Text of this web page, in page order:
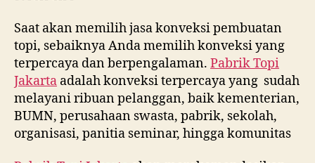
Saat akan memilih jasa konveksi pembuatan
topi, sebaiknya Anda memilih konveksi yang
terpercaya dan berpengalaman. Pabrik Topi
Jakarta adalah konveksi terpercaya yang sudah
melayani ribuan pelanggan, baik kementerian,
BUMN, perusahaan swasta, pabrik, sekolah,
organisasi, panitia seminar, hingga komunitas